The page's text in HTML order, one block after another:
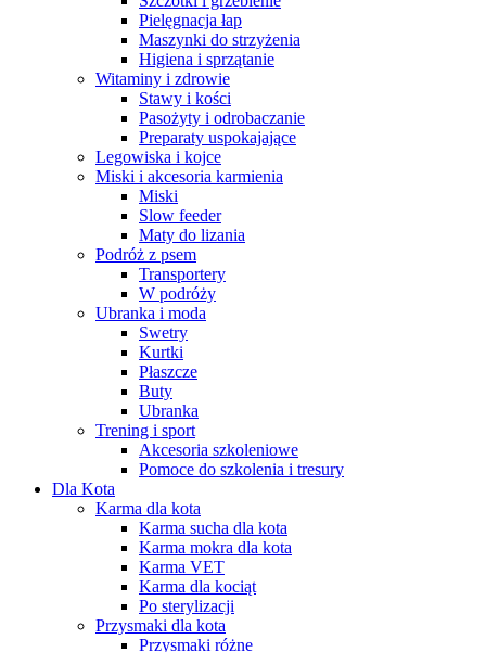
Pielęgnacja łap
Maszynki do strzyżenia
Higiena i sprzątanie
Witaminy i zdrowie
Stawy i kości
Pasożyty i odrobaczanie
Preparaty uspokajające
Legowiska i kojce
Miski i akcesoria karmienia
Miski
Slow feeder
Maty do lizania
Podróż z psem
Transportery
W podróży
Ubranka i moda
Swetry
Kurtki
Płaszcze
Buty
Ubranka
Trening i sport
Akcesoria szkoleniowe
Pomoce do szkolenia i tresury
Dla Kota
Karma dla kota
Karma sucha dla kota
Karma mokra dla kota
Karma VET
Karma dla kociąt
Po sterylizacji
Przysmaki dla kota
Przysmaki różne